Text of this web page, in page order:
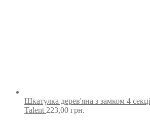
Шкатулка дерев'яна з замком 4
Talent 223,00 грн.